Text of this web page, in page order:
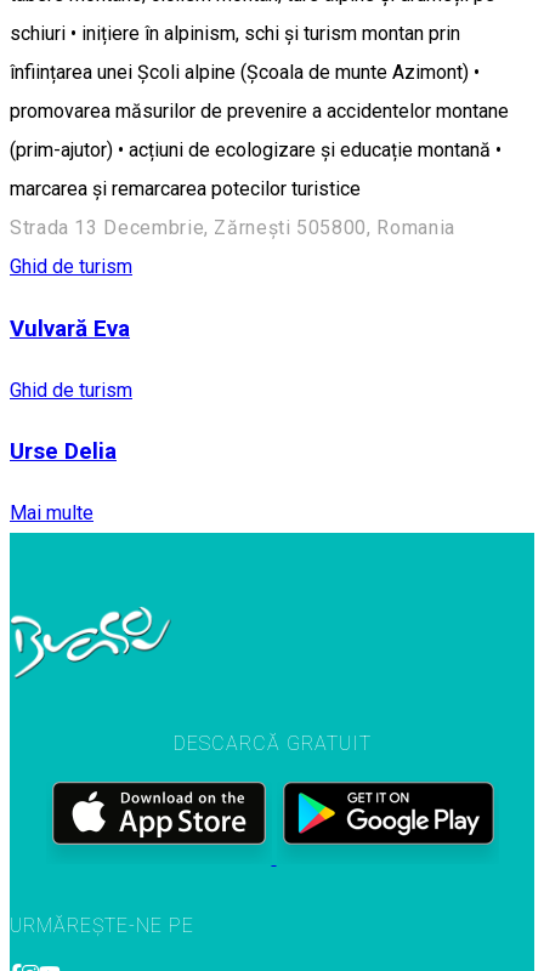
schiuri • inițiere în alpinism, schi și turism montan prin
înființarea unei Școli alpine (Școala de munte Azimont) •
promovarea măsurilor de prevenire a accidentelor montane
(prim-ajutor) • acțiuni de ecologizare și educație montană •
marcarea și remarcarea potecilor turistice
Strada 13 Decembrie, Zărnești 505800, Romania
Ghid de turism
Vulvară Eva
Ghid de turism
Urse Delia
Mai multe
DESCARCĂ GRATUIT
URMĂREȘTE-NE PE